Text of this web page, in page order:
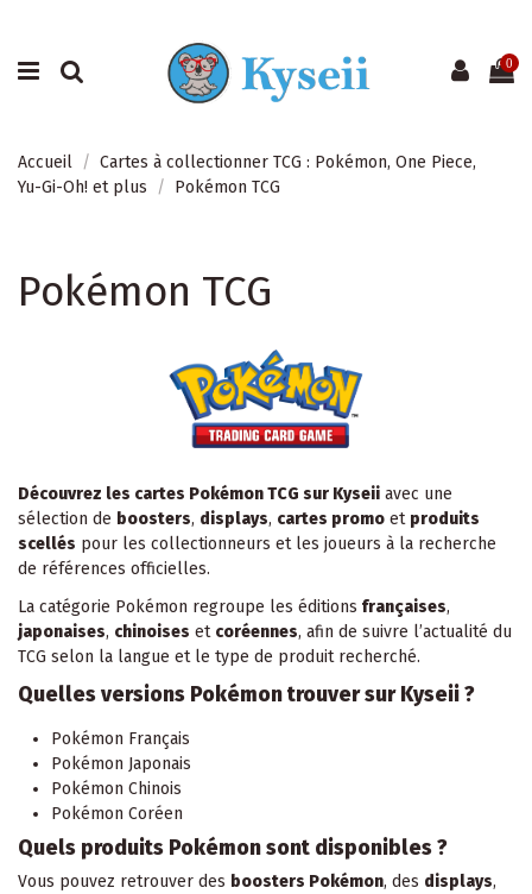
0
Accueil
Cartes à collectionner TCG : Pokémon, One Piece,
Yu-Gi-Oh! et plus
Pokémon TCG
Pokémon TCG
Découvrez les cartes Pokémon TCG sur Kyseii avec une
sélection de boosters, displays, cartes promo et produits
scellés pour les collectionneurs et les joueurs à la recherche
de références officielles.
La catégorie Pokémon regroupe les éditions françaises,
japonaises, chinoises et coréennes, afin de suivre l’actualité du
TCG selon la langue et le type de produit recherché.
Quelles versions Pokémon trouver sur Kyseii ?
Pokémon Français
Pokémon Japonais
Pokémon Chinois
Pokémon Coréen
Quels produits Pokémon sont disponibles ?
Vous pouvez retrouver des boosters Pokémon, des displays,